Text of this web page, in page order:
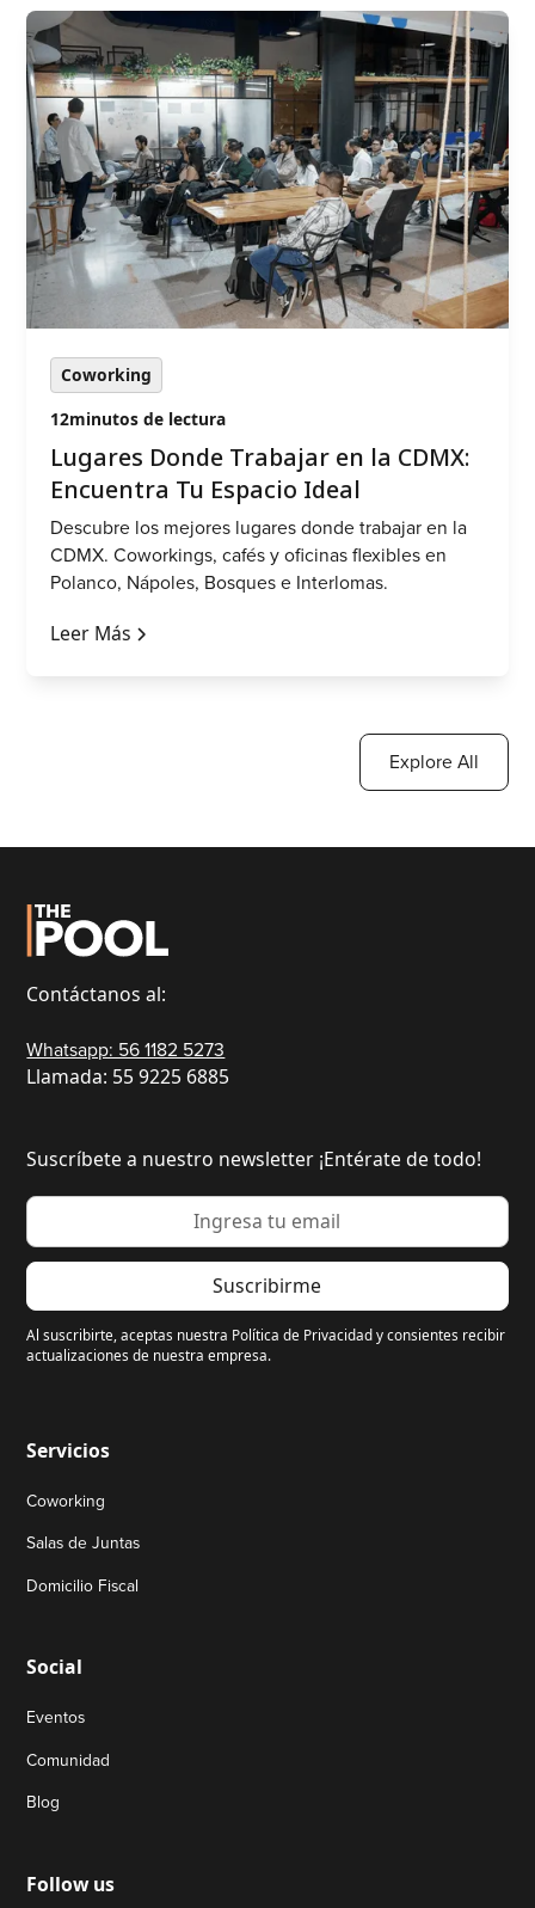
Coworking
12minutos de lectura
Lugares Donde Trabajar en la CDMX:
Encuentra Tu Espacio Ideal
Descubre los mejores lugares donde trabajar en la
CDMX. Coworkings, cafés y oficinas flexibles en
Polanco, Nápoles, Bosques e Interlomas.
Leer Más
Explore All
Contáctanos al:
Whatsapp: 56 1182 5273
Llamada: 55 9225 6885
Suscríbete a nuestro newsletter ¡Entérate de todo!
Al suscribirte, aceptas nuestra Política de Privacidad y consientes recibir
actualizaciones de nuestra empresa.
Servicios
Coworking
Salas de Juntas
Domicilio Fiscal
Social
Eventos
Comunidad
Blog
Follow us